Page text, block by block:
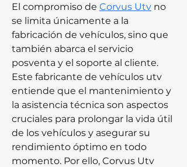
El compromiso de Corvus Utv no
se limita únicamente a la
fabricación de vehículos, sino que
también abarca el servicio
posventa y el soporte al cliente.
Este fabricante de vehículos utv
entiende que el mantenimiento y
la asistencia técnica son aspectos
cruciales para prolongar la vida útil
de los vehículos y asegurar su
rendimiento óptimo en todo
momento. Por ello, Corvus Utv